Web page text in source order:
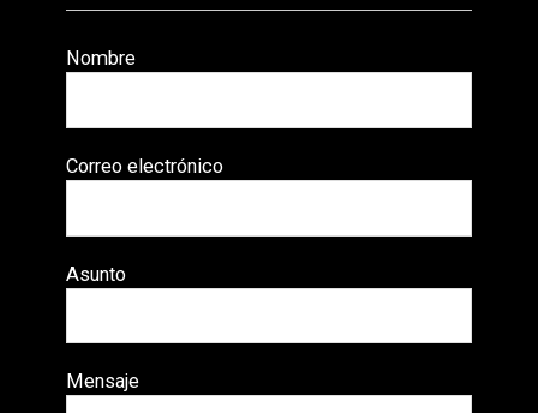
Nombre
Correo electrónico
Asunto
Mensaje